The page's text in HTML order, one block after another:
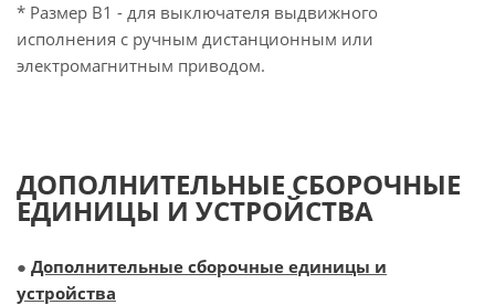
* Размер В1 - для выключателя выдвижного
исполнения с ручным дистанционным или
электромагнитным приводом.
ДОПОЛНИТЕЛЬНЫЕ СБОРОЧНЫЕ
ЕДИНИЦЫ И УСТРОЙСТВА
● Дополнительные сборочные единицы и
устройства